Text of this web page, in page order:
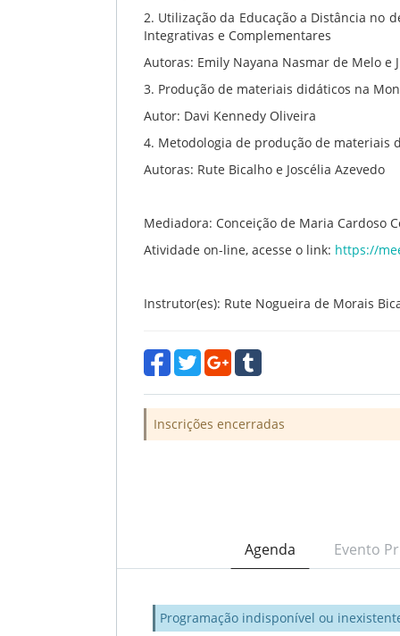
2. Utilização da Educação a Distância no
Integrativas e Complementares
Autoras: Emily Nayana Nasmar de Melo e
3. Produção de materiais didáticos na
Autor: Davi Kennedy Oliveira
4. Metodologia de produção de materiais
Autoras: Rute Bicalho e Joscélia Azevedo
Mediadora: Conceição de Maria Cardoso
Atividade on-line, acesse o link: https://
Instrutor(es): Rute Nogueira de Morais
Inscrições encerradas
Agenda Evento
Programação indisponível ou